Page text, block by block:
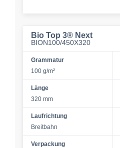
Bio Top 3® Next
BION100/450X320
Grammatur
100 g/m²
Länge
320 mm
Laufrichtung
Breitbahn
Verpackung